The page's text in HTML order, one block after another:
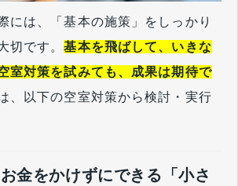
には、「基本の施策」をしっかり
切です。基本を飛ばして、いきな
室対策を試みても、成果は期待で
、以下の空室対策から検討・実行
金をかけずにできる「小さ